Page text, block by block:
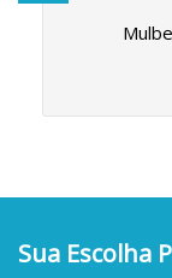
Sua Escolha